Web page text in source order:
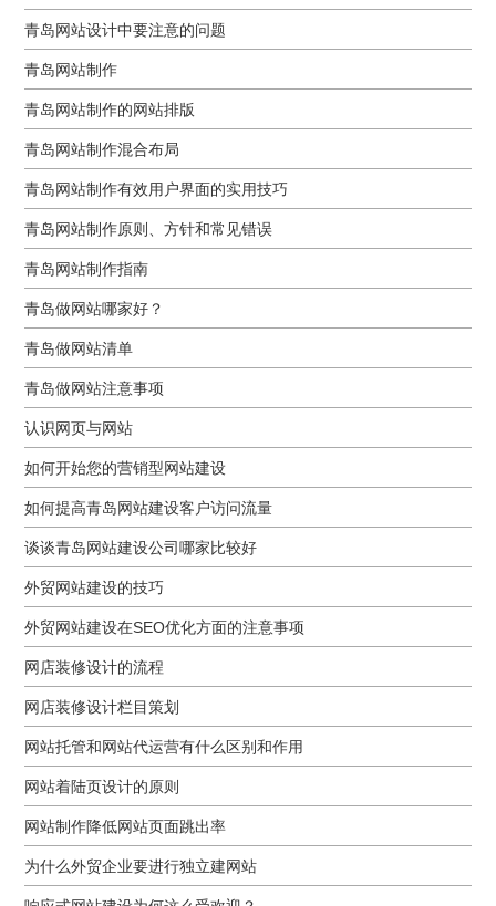
青岛网站设计中要注意的问题
青岛网站制作
青岛网站制作的网站排版
青岛网站制作混合布局
青岛网站制作有效用户界面的实用技巧
青岛网站制作原则、方针和常见错误
青岛网站制作指南
青岛做网站哪家好？
青岛做网站清单
青岛做网站注意事项
认识网页与网站
如何开始您的营销型网站建设
如何提高青岛网站建设客户访问流量
谈谈青岛网站建设公司哪家比较好
外贸网站建设的技巧
外贸网站建设在SEO优化方面的注意事项
网店装修设计的流程
网店装修设计栏目策划
网站托管和网站代运营有什么区别和作用
网站着陆页设计的原则
网站制作降低网站页面跳出率
为什么外贸企业要进行独立建网站